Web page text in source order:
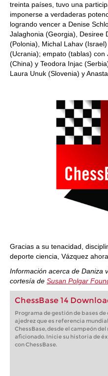
treinta países, tuvo una
imponerse a verdaderas
logrando vencer a Denise
Jalaghonia (Georgia), Desiree
(Polonia), Michal Lahav
(Ucrania); empato (tablas) con
(China) y Teodora Injac
Laura Unuk (Slovenia) y
Gracias a su tenacidad,
deporte ciencia, Vázquez
Información acerca de Daniza
cortesía de Susan Polgar
ChessBase 14
Programa de gestión de bases de
ajedrez que es referencia
ChessBase, desde el campeón del
aficionado. Inicie su historia de
con ChessBase.